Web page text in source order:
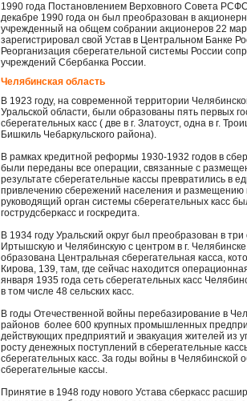
1990 года Постановлением Верховного Совета
декабре 1990 года он был преобразован в
учрежденный на общем собрании акционеров 22
зарегистрировал свой Устав в Центральном Банке
Реорганизация сберегательной системы России
учреждений Сбербанка России.
Челябинская область
В 1923 году, на современной территории
Уральской области, были образованы пять первых
сберегательных касс ( две в г. Златоуст, одна в г.
Бишкиль Чебаркульского района).
В рамках кредитной реформы 1930-1932 годов в
были переданы все операции, связанные с
результате сберегательные кассы превратились в
привлечению сбережений населения и размещению
руководящий орган системы сберегательных касс
гострудсберкасс и госкредита.
В 1934 году Уральский округ был преобразован в
Иртышскую и Челябинскую с центром в г.
образована Центральная сберегательная касса,
Кирова, 139, там, где сейчас находится
января 1935 года сеть сберегательных касс
в том числе 48 сельских касс.
В годы Отечественной войны перебазирование в
районов более 600 крупных промышленных
действующих предприятий и эвакуация жителей из
росту денежных поступлений в сберегательные
сберегательных касс. За годы войны в Челябинской
сберегательные кассы.
Принятие в 1948 году нового Устава сберкасс